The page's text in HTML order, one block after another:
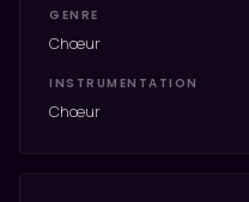
GENRE
Chœur
INSTRUMENTATION
Chœur